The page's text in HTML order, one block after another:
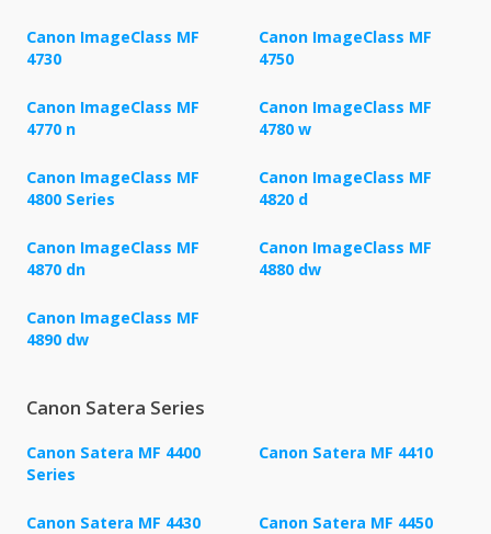
Canon ImageClass MF
4730
Canon ImageClass MF
4750
Canon ImageClass MF
4770 n
Canon ImageClass MF
4780 w
Canon ImageClass MF
4800 Series
Canon ImageClass MF
4820 d
Canon ImageClass MF
4870 dn
Canon ImageClass MF
4880 dw
Canon ImageClass MF
4890 dw
Canon Satera Series
Canon Satera MF 4400
Series
Canon Satera MF 4410
Canon Satera MF 4430 Canon Satera MF 4450